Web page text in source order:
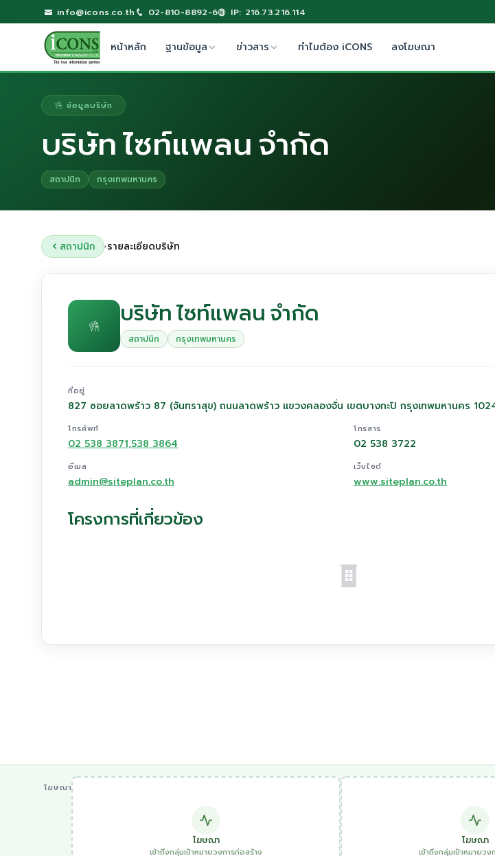
info@icons.co.th 02-810-8892-6 IP: 216.73.216.114
หน้าหลัก ฐานข้อมูล ข่าวสาร ทำไมต้อง iCONS ลงโฆษณา
ข้อมูลบริษัท
บริษัท ไซท์แพลน จำกัด
สถาปนิก กรุงเทพมหานคร
สถาปนิก ›รายละเอียดบริษัท
บริษัท ไซท์แพลน จำกัด
สถาปนิก กรุงเทพมหานคร
ที่อยู่
827 ซอยลาดพร้าว 87 (จันทราสุข) ถนนลาดพร้าว แขวงคลองจั่น เขตบางกะปิ กรุงเทพมหานคร
โทรศัพท์
02 538 3871,538 3864
โทรสาร
02 538 3722
อีเมล
admin@siteplan.co.th
เว็บไซต์
www.siteplan.co.th
โครงการที่เกี่ยวข้อง
โฆษณา
โฆษณา
เข้าถึงกลุ่มเป้าหมายวงการก่อสร้าง
โฆษณา
เข้าถึงกลุ่มเป้าหมายวง